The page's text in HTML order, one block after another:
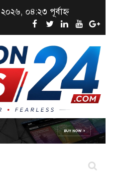
০৪:২৩ পূর্বাহ্ন